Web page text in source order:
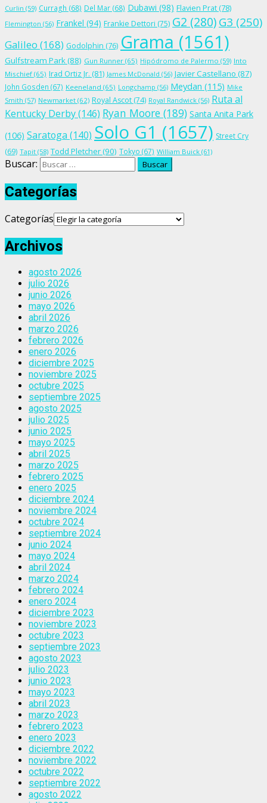
Curlin (59) Curragh (68) Del Mar (68) Dubawi (98) Flavien Prat (78)
Flemington (56) Frankel (94) Frankie Dettori (75) G2 (280)G3 (250)
Galileo (168) Godolphin (76) Grama (1561)
Gulfstream Park(88) Gun Runner (65) Hipódromo de Palermo (59) Into
Mischief (65) Irad Ortiz Jr. (81) James McDonald (56) Javier Castellano (87)
John Gosden (67) Keeneland (65) Longchamp (56) Meydan (115) Mike
Smith (57) Newmarket (62) Royal Ascot (74) Royal Randwick (56) Ruta al
Kentucky Derby(146) Ryan Moore (189) Santa Anita Park
(106) Saratoga (140) Solo G1 (1657) Street Cry
(69) Tapit (58) Todd Pletcher(90) Tokyo (67) William Buick (61)
Buscar:
Categorías
Categorías
Archivos
agosto 2026
julio 2026
junio 2026
mayo 2026
abril 2026
marzo 2026
febrero 2026
enero 2026
diciembre 2025
noviembre 2025
octubre 2025
septiembre 2025
agosto 2025
julio 2025
junio 2025
mayo 2025
abril 2025
marzo 2025
febrero 2025
enero 2025
diciembre 2024
noviembre 2024
octubre 2024
septiembre 2024
junio 2024
mayo 2024
abril 2024
marzo 2024
febrero 2024
enero 2024
diciembre 2023
noviembre 2023
octubre 2023
septiembre 2023
agosto 2023
julio 2023
junio 2023
mayo 2023
abril 2023
marzo 2023
febrero 2023
enero 2023
diciembre 2022
noviembre 2022
octubre 2022
septiembre 2022
agosto 2022